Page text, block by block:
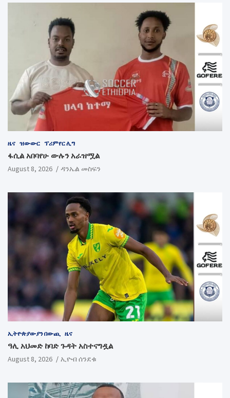
ዜና ዝውውር ፕሪምየር ሊግ
ፋሲል አበባየሁ ውሉን አራዝሟል
August 8, 2026 ዳንኤል መስፍን
ኢትዮጵያውያን በውጪ ዜና
ዓሊ አህመድ ከባድ ጉዳት አስተናግዷል
August 8, 2026 ኢዮብ ሰንደቁ